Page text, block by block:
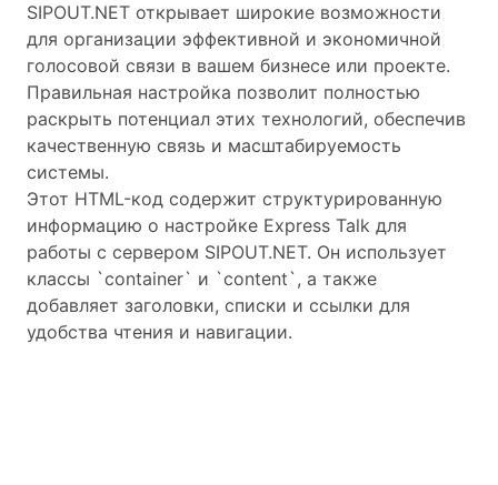
SIPOUT.NET открывает широкие возможности
для организации эффективной и экономичной
голосовой связи в вашем бизнесе или проекте.
Правильная настройка позволит полностью
раскрыть потенциал этих технологий, обеспечив
качественную связь и масштабируемость
системы.
Этот HTML-код содержит структурированную
информацию о настройке Express Talk для
работы с сервером SIPOUT.NET. Он использует
классы `container` и `content`, а также
добавляет заголовки, списки и ссылки для
удобства чтения и навигации.